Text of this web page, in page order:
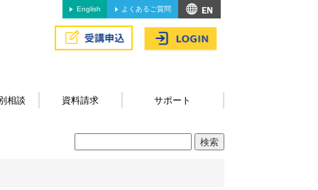
English よくあるご質問
相談 資料請求 サポート